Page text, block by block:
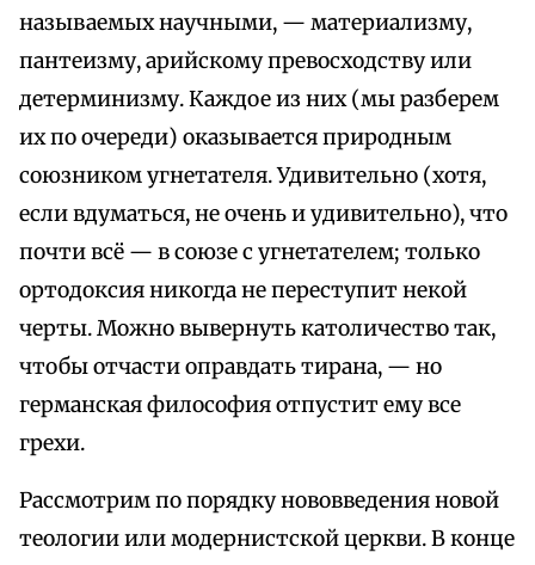
называемых научными, — материализму,
пантеизму, арийскому превосходству или
детерминизму. Каждое из них (мы разберем
их по очереди) оказывается природным
союзником угнетателя. Удивительно (хотя,
если вдуматься, не очень и удивительно), что
почти всё — в союзе с угнетателем; только
ортодоксия никогда не переступит некой
черты. Можно вывернуть католичество так,
чтобы отчасти оправдать тирана, — но
германская философия отпустит ему все
грехи.
Рассмотрим по порядку нововведения новой
теологии или модернистской церкви. В конце